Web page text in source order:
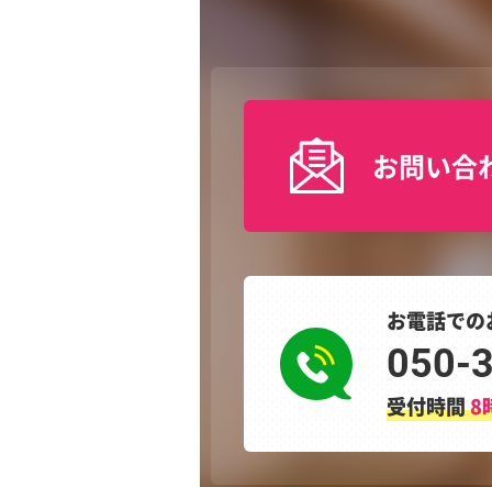
お問い合
お電話で
050-
受付時間8